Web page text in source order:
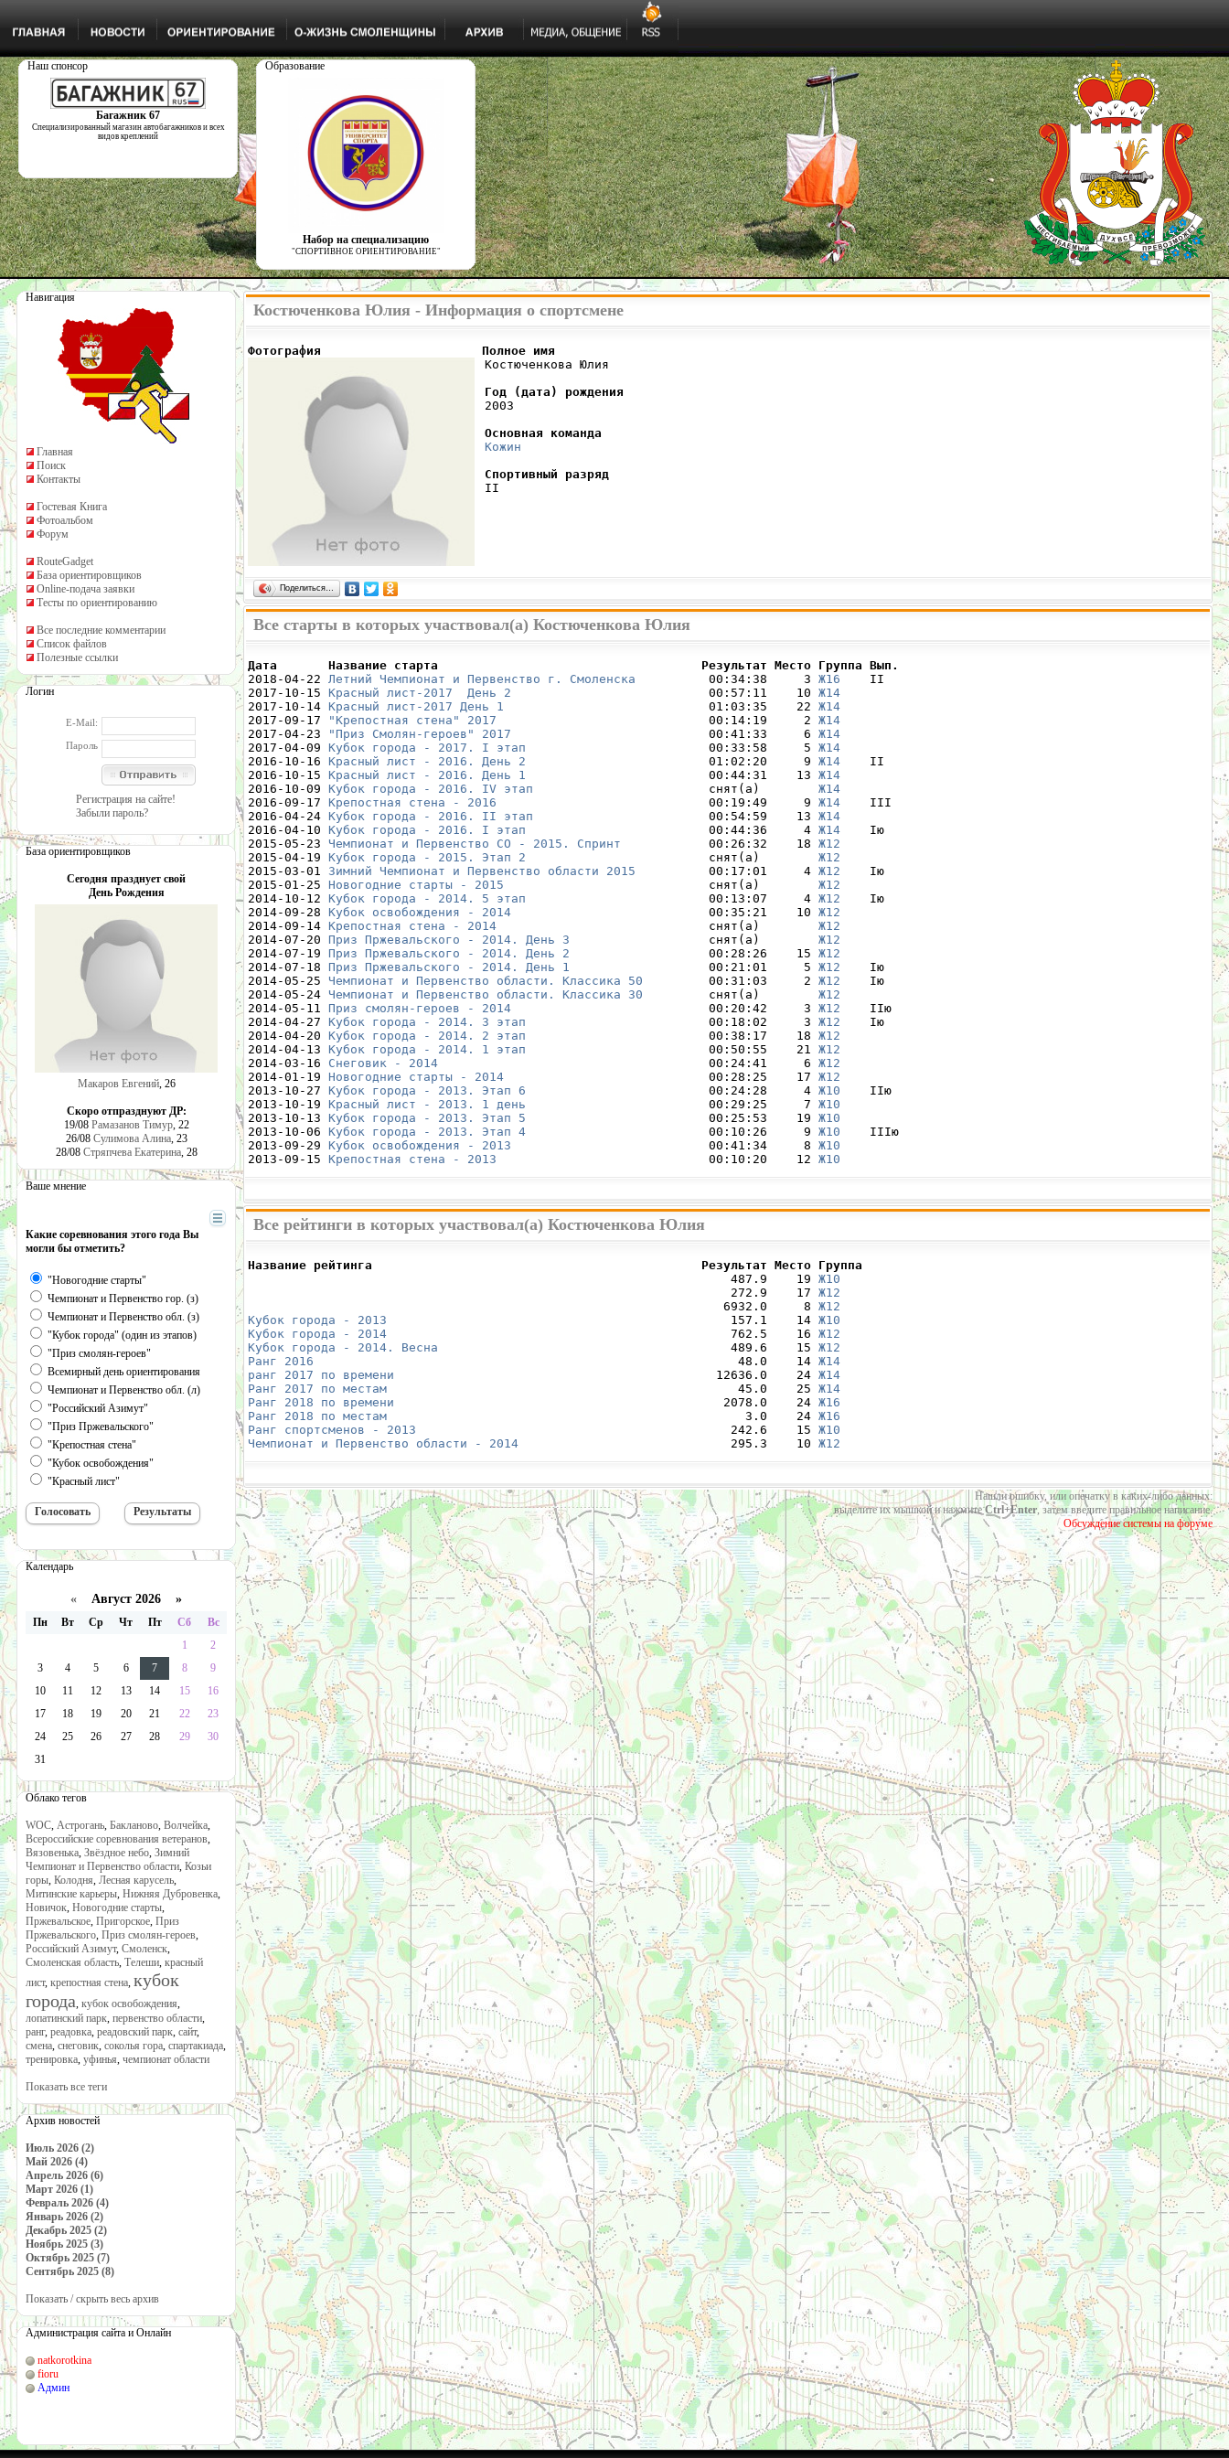
Наш спонсор
Багажник 67
Специализированный магазин автобагажников и всех
видов креплений
Образование
Набор на специализацию
"СПОРТИВНОЕ ОРИЕНТИРОВАНИЕ"
Навигация
Главная
Поиск
Контакты
Гостевая Книга
Фотоальбом
Форум
RouteGadget
База ориентировщиков
Online-подача заявки
Тесты по ориентированию
Все последние комментарии
Список файлов
Полезные ссылки
Логин
E-Mail:
Пароль
Регистрация на сайте!
Забыли пароль?
База ориентировщиков
Сегодня празднует свой
День Рождения
Макаров Евгений, 26
Скоро отпразднуют ДР:
19/08 Рамазанов Тимур, 22
26/08 Сулимова Алина, 23
28/08 Стряпчева Екатерина, 28
Ваше мнение
Какие соревнования этого года Вы
могли бы отметить?
"Новогодние старты"
Чемпионат и Первенство гор. (з)
Чемпионат и Первенство обл. (з)
"Кубок города" (один из этапов)
"Приз смолян-героев"
Всемирный день ориентирования
Чемпионат и Первенство обл. (л)
"Российский Азимут"
"Приз Пржевальского"
"Крепостная стена"
"Кубок освобождения"
"Красный лист"
Календарь
« Август 2026 »
Пн Вт Ср Чт Пт Сб
Вс
1
2
3
4 5 6 7 8
9
10
11 12 13 14 15
16
17
18 19 20 21 22
23
24
25 26 27 28 29
30
31
Облако тегов
WOC, Астрогань, Бакланово, Волчейка,
Всероссийские соревнования ветеранов,
Вязовенька, Звёздное небо, Зимний
Чемпионат и Первенство области, Козьи
горы, Колодня, Лесная карусель,
Митинские карьеры, Нижняя Дубровенка,
Новичок, Новогодние старты,
Пржевальское, Пригорское, Приз
Пржевальского, Приз смолян-героев,
Российский Азимут, Смоленск,
Смоленская область, Телеши, красный
лист, крепостная стена, кубок
города, кубок освобождения,
лопатинский парк, первенство области,
ранг, реадовка, реадовский парк, сайт,
смена, снеговик, соколья гора, спартакиада,
тренировка, уфинья, чемпионат области
Показать все теги
Архив новостей
Июль 2026 (2)
Май 2026 (4)
Апрель 2026 (6)
Март 2026 (1)
Февраль 2026 (4)
Январь 2026 (2)
Декабрь 2025 (2)
Ноябрь 2025 (3)
Октябрь 2025 (7)
Сентябрь 2025 (8)
Показать / скрыть весь архив
Администрация сайта и Онлайн
natkorotkina
fioru
Админ
Костюченкова Юлия - Информация о спортсмене
Фотография                      Полное имя
Костюченкова Юлия
Год (дата) рождения
2003
Основная команда
Кожин
Спортивный разряд
II
Поделиться…
Все старты в которых участвовал(а) Костюченкова Юлия
Дата       Название старта                                    Результат Место Группа Вып.
2018-04-22 Летний Чемпионат и Первенство г. Смоленска
          00:34:38     3
Ж16
    II
2017-10-15 Красный лист-2017  День 2
                           00:57:11    10
Ж14
2017-10-14 Красный лист-2017 День 1
                            01:03:35    22
Ж14
2017-09-17
"Крепостная стена" 2017
                             00:14:19     2
Ж14
2017-04-23
"Приз Смолян-героев" 2017
                           00:41:33     6
Ж14
2017-04-09 Кубок города - 2017. I этап
                         00:33:58     5
Ж14
2016-10-16 Красный лист - 2016. День 2
                         01:02:20     9
Ж14
    II
2016-10-15 Красный лист - 2016. День 1
                         00:44:31    13
Ж14
2016-10-09 Кубок города - 2016. IV этап
                        снят(а)
Ж14
2016-09-17 Крепостная стена - 2016
                             00:19:49     9
Ж14
    III
2016-04-24 Кубок города - 2016. II этап
                        00:54:59    13
Ж14
2016-04-10 Кубок города - 2016. I этап
                         00:44:36     4
Ж14
    Iю
2015-05-23 Чемпионат и Первенство СО - 2015. Спринт
            00:26:32    18
Ж12
2015-04-19 Кубок города - 2015. Этап 2
                         снят(а)
Ж12
2015-03-01 Зимний Чемпионат и Первенство области 2015
          00:17:01     4
Ж12
    Iю
2015-01-25 Новогодние старты - 2015
                            снят(а)
Ж12
2014-10-12 Кубок города - 2014. 5 этап
                         00:13:07     4
Ж12
    Iю
2014-09-28 Кубок освобождения - 2014
                           00:35:21    10
Ж12
2014-09-14 Крепостная стена - 2014
                             снят(а)
Ж12
2014-07-20 Приз Пржевальского - 2014. День 3
                   снят(а)
Ж12
2014-07-19 Приз Пржевальского - 2014. День 2
                   00:28:26    15
Ж12
2014-07-18 Приз Пржевальского - 2014. День 1
                   00:21:01     5
Ж12
    Iю
2014-05-25 Чемпионат и Первенство области. Классика 50
         00:31:03     2
Ж12
    Iю
2014-05-24 Чемпионат и Первенство области. Классика 30
         снят(а)
Ж12
2014-05-11 Приз смолян-героев - 2014
                           00:20:42     3
Ж12
    IIю
2014-04-27 Кубок города - 2014. 3 этап
                         00:18:02     3
Ж12
    Iю
2014-04-20 Кубок города - 2014. 2 этап
                         00:38:17    18
Ж12
2014-04-13 Кубок города - 2014. 1 этап
                         00:50:55    21
Ж12
2014-03-16 Снеговик - 2014
                                     00:24:41     6
Ж12
2014-01-19 Новогодние старты - 2014
                            00:28:25    17
Ж12
2013-10-27 Кубок города - 2013. Этап 6
                         00:24:28     4
Ж10
    IIю
2013-10-19 Красный лист - 2013. 1 день
                         00:29:25     7
Ж10
2013-10-13 Кубок города - 2013. Этап 5
                         00:25:53    19
Ж10
2013-10-06 Кубок города - 2013. Этап 4
                         00:10:26     9
Ж10
    IIIю
2013-09-29 Кубок освобождения - 2013
                           00:41:34     8
Ж10
2013-09-15 Крепостная стена - 2013
                             00:10:20    12
Ж10
Все рейтинги в которых участвовал(а) Костюченкова Юлия
Название рейтинга                                             Результат Место Группа
                                                                  487.9    19
Ж10
                                                                  272.9    17
Ж12
                                                                 6932.0     8
Ж12
Кубок города - 2013
                                               157.1    14
Ж10
Кубок города - 2014
                                               762.5    16
Ж12
Кубок города - 2014. Весна
                                        489.6    15
Ж12
Ранг 2016
                                                          48.0    14
Ж14
ранг 2017 по времени
                                            12636.0    24
Ж14
Ранг 2017 по местам
                                                45.0    25
Ж14
Ранг 2018 по времени
                                             2078.0    24
Ж16
Ранг 2018 по местам
                                                 3.0    24
Ж16
Ранг спортсменов - 2013
                                           242.6    15
Ж10
Чемпионат и Первенство области - 2014
                             295.3    10
Ж12
Нашли ошибку, или опечатку в каких-либо данных:
выделите их мышкой и нажмитеCtrl+Enter, затем введите правильное написание.
Обсуждение системы на форуме